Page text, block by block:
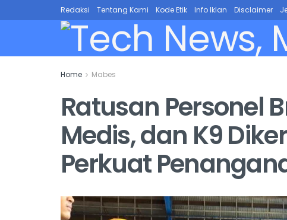
Redaksi Tentang Kami Kode Etik Info Iklan Disclaimer
Home Mabes
Ratusan Personel
Medis, dan K9
Perkuat